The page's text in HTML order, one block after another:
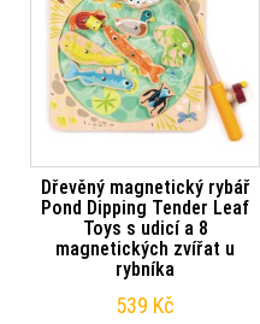
Dřevěný magnetický rybář
Pond Dipping Tender Leaf
Toys s udicí a 8
magnetických zvířat u
rybníka
539 Kč